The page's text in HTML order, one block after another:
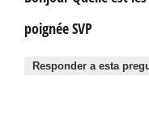
poignée SVP
Responder a esta